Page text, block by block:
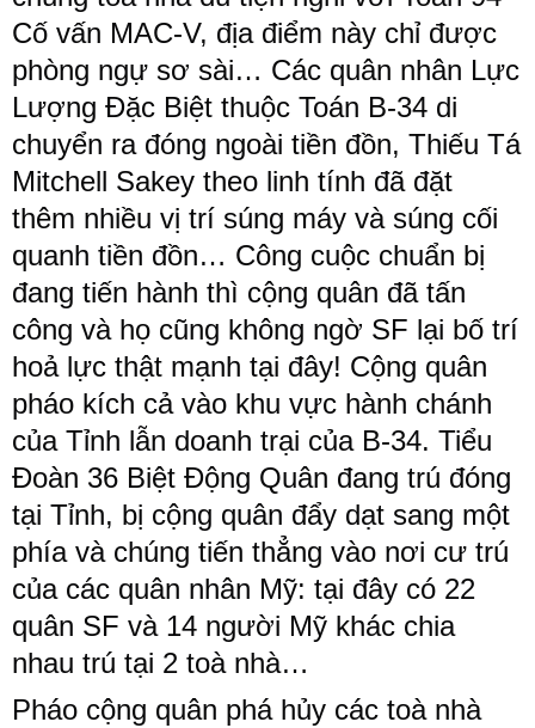
Cố vấn MAC-V, địa điểm này chỉ được
phòng ngự sơ sài… Các quân nhân Lực
Lượng Đặc Biệt thuộc Toán B-34 di
chuyển ra đóng ngoài tiền đồn, Thiếu Tá
Mitchell Sakey theo linh tính đã đặt
thêm nhiều vị trí súng máy và súng cối
quanh tiền đồn… Công cuộc chuẩn bị
đang tiến hành thì cộng quân đã tấn
công và họ cũng không ngờ SF lại bố trí
hoả lực thật mạnh tại đây! Cộng quân
pháo kích cả vào khu vực hành chánh
của Tỉnh lẫn doanh trại của B-34. Tiểu
Đoàn 36 Biệt Động Quân đang trú đóng
tại Tỉnh, bị cộng quân đẩy dạt sang một
phía và chúng tiến thẳng vào nơi cư trú
của các quân nhân Mỹ: tại đây có 22
quân SF và 14 người Mỹ khác chia
nhau trú tại 2 toà nhà…
Pháo cộng quân phá hủy các toà nhà